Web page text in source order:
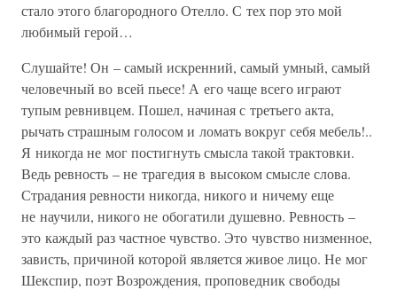
стало этого благородного Отелло. С тех пор это мой
любимый герой…
Слушайте! Он – самый искренний, самый умный, самый
человечный во всей пьесе! А его чаще всего играют
тупым ревнивцем. Пошел, начиная с третьего акта,
рычать страшным голосом и ломать вокруг себя мебель!..
Я никогда не мог постигнуть смысла такой трактовки.
Ведь ревность – не трагедия в высоком смысле слова.
Страдания ревности никогда, никого и ничему еще
не научили, никого не обогатили душевно. Ревность –
это каждый раз частное чувство. Это чувство низменное,
зависть, причиной которой является живое лицо. Не мог
Шекспир, поэт Возрождения, проповедник свободы